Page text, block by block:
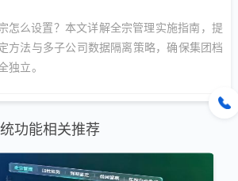
怎么设置？本文详解全宗管理实施指南，提
方法与多子公司数据隔离策略，确保集团档
独立。
功能相关推荐